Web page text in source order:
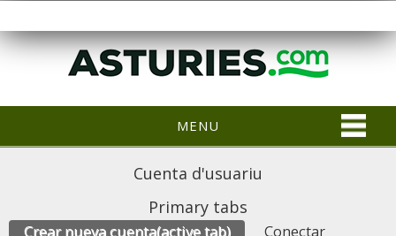
MENU
Cuenta d'usuariu
Primary tabs
Crear nueva cuenta(active tab)
Conectar